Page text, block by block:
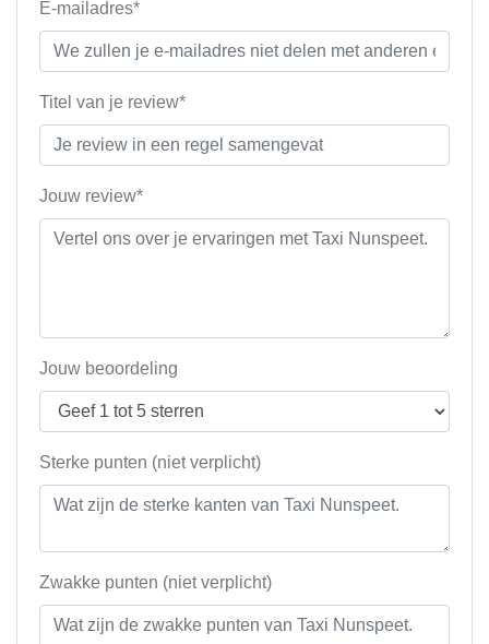
E-mailadres*
Titel van je review*
Jouw review*
Jouw beoordeling
Sterke punten (niet verplicht)
Zwakke punten (niet verplicht)